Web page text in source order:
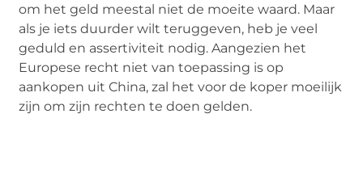
om het geld meestal niet de moeite waard. Maar
als je iets duurder wilt teruggeven, heb je veel
geduld en assertiviteit nodig. Aangezien het
Europese recht niet van toepassing is op
aankopen uit China, zal het voor de koper moeilijk
zijn om zijn rechten te doen gelden.